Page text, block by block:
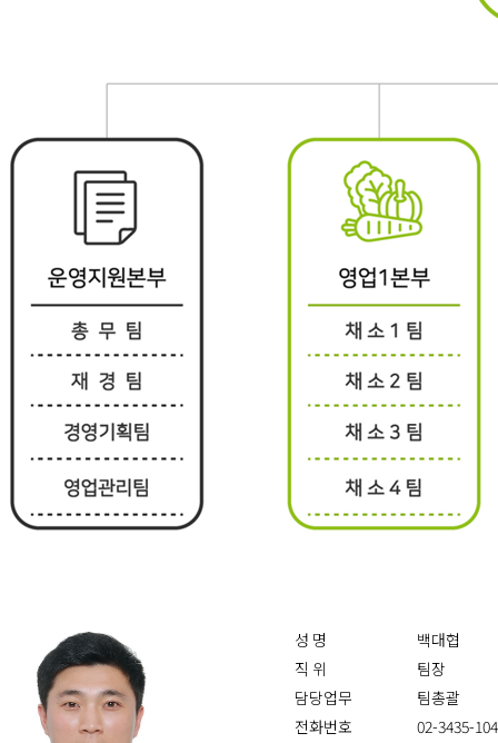
성 명
백대협
직 위
팀장
담당업무
팀총괄
전화번호
02-3435-